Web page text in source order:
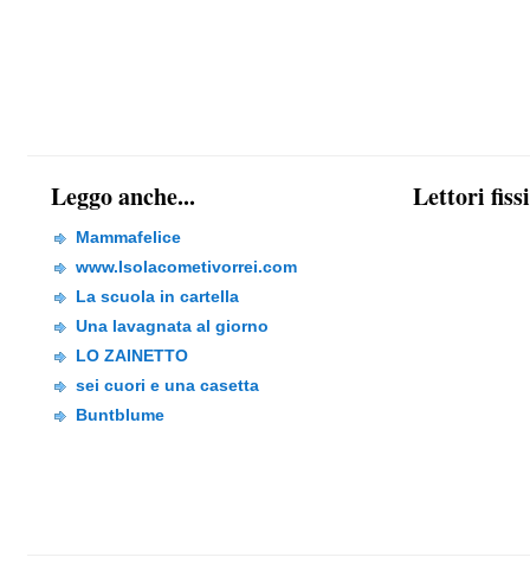
Leggo anche...
Mammafelice
www.Isolacometivorrei.com
La scuola in cartella
Una lavagnata al giorno
LO ZAINETTO
sei cuori e una casetta
Buntblume
Lettori fissi